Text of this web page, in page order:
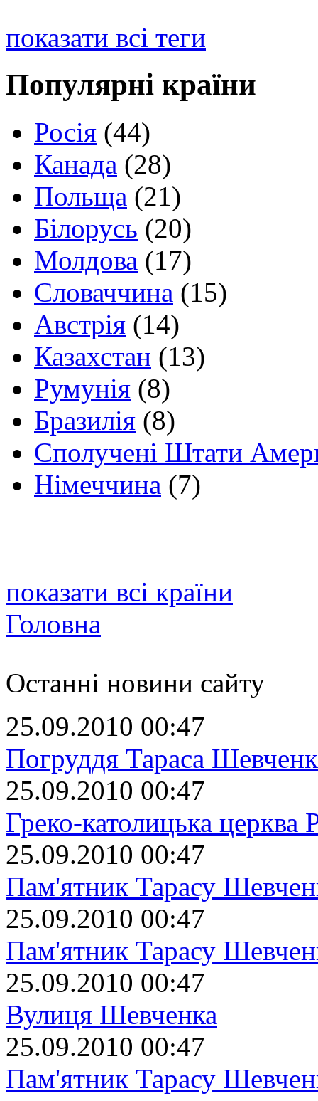
показати всі теги
Популярні країни
Росія (44)
Канада (28)
Польща (21)
Білорусь (20)
Молдова (17)
Словаччина (15)
Австрія (14)
Казахстан (13)
Румунія (8)
Бразилія (8)
Сполучені Штати
Німеччина (7)
показати всі країни
Головна
Останні новини сайту
25.09.2010 00:47
Погруддя Тараса
25.09.2010 00:47
Греко-католицька церква
25.09.2010 00:47
Пам'ятник Тарасу
25.09.2010 00:47
Пам'ятник Тарасу
25.09.2010 00:47
Вулиця Шевченка
25.09.2010 00:47
Пам'ятник Тарасу